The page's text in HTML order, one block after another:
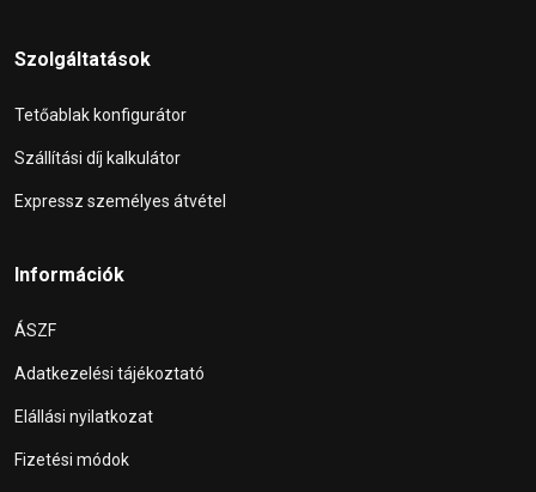
Szolgáltatások
Tetőablak konfigurátor
Szállítási díj kalkulátor
Expressz személyes átvétel
Információk
ÁSZF
Adatkezelési tájékoztató
Elállási nyilatkozat
Fizetési módok